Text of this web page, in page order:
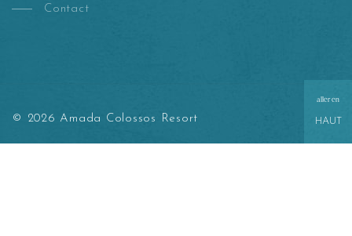
Contact
© 2026 Amada Colossos Resort
aller en
HAUT